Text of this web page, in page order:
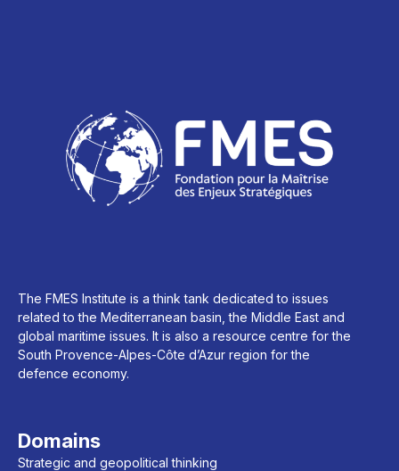
The FMES Institute is a think tank dedicated to issues
related to the Mediterranean basin, the Middle East and
global maritime issues. It is also a resource centre for the
South Provence-Alpes-Côte d’Azur region for the
defence economy.
Domains
Strategic and geopolitical thinking